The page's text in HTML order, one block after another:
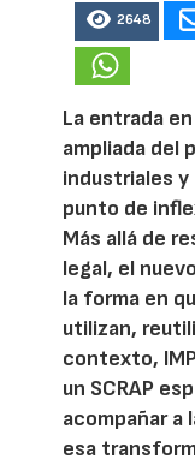
2648
La entrada
ampliada del
industriales y
punto de
Más allá de
legal, el
la forma en
utilizan,
contexto,
un SCRAP
acompañar a
esa